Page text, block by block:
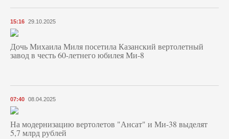
15:16 29.10.2025
Дочь Михаила Миля посетила Казанский вертолетный
завод в честь 60-летнего юбилея Ми-8
07:40 08.04.2025
На модернизацию вертолетов "Ансат" и Ми-38 выделят
5,7 млрд рублей